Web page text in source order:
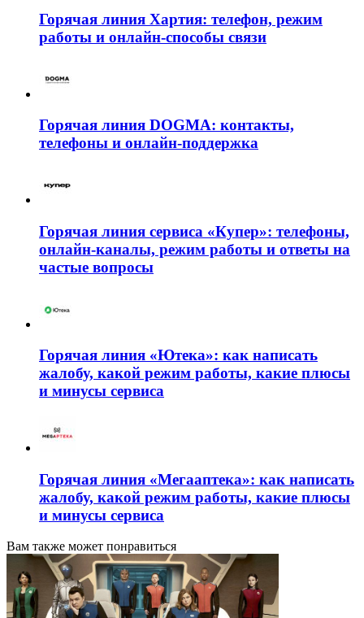
Горячая линия Хартия: телефон, режим
работы и онлайн-способы связи
Горячая линия DOGMA: контакты,
телефоны и онлайн-поддержка
Горячая линия сервиса «Купер»: телефоны,
онлайн-каналы, режим работы и ответы на
частые вопросы
Горячая линия «Ютека»: как написать
жалобу, какой режим работы, какие плюсы
и минусы сервиса
Горячая линия «Мегааптека»: как написать
жалобу, какой режим работы, какие плюсы
и минусы сервиса
Вам также может понравиться